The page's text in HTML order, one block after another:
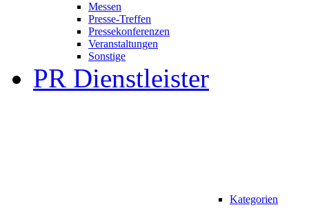
Messen
Presse-Treffen
Pressekonferenzen
Veranstaltungen
Sonstige
PR Dienstleister
Kategorien